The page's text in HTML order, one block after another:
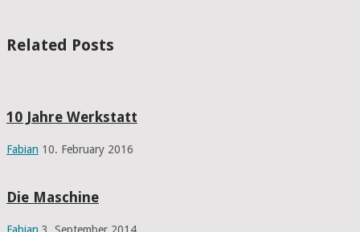
Related Posts
10 Jahre Werkstatt
Fabian 10. February 2016
Die Maschine